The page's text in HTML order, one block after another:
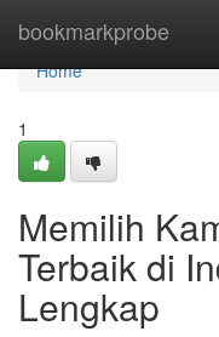
bookmarkprobe
Home
Home
1
Memilih
Terbaik di
Lengkap